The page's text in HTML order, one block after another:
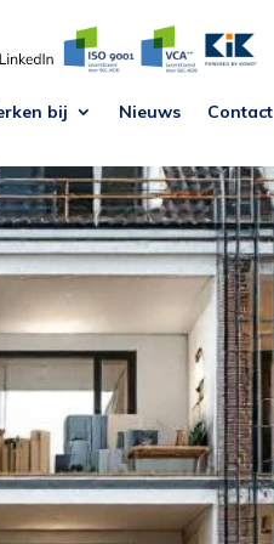
bij Nieuws Contact